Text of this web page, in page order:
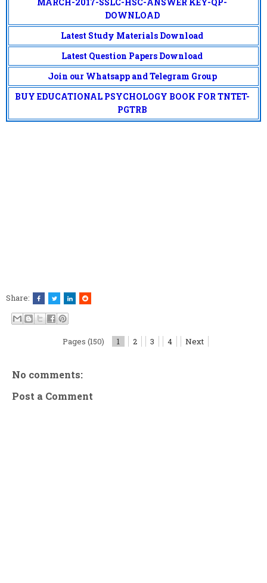
DOWNLOAD
Latest Study Materials Download
Latest Question Papers Download
Join our Whatsapp and Telegram Group
BUY EDUCATIONAL PSYCHOLOGY BOOK FOR TNTET-
PGTRB
Share:
Pages (150) 1 2 3 4 Next
No comments:
Post a Comment